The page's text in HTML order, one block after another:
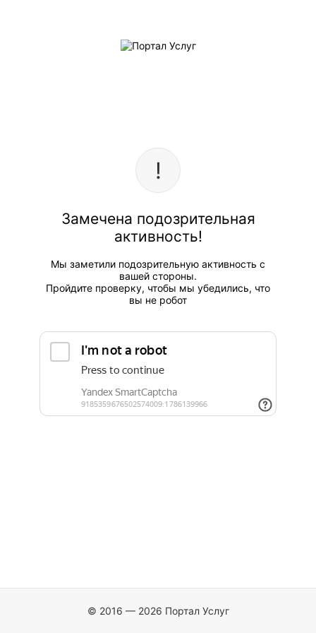
Замечена подозрительная
активность!
Мы заметили подозрительную активность с
вашей стороны.
Пройдите проверку, чтобы мы убедились, что
вы не робот
© 2016 — 2026 Портал Услуг